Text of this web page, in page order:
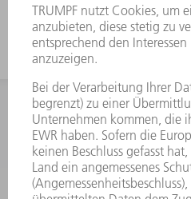
Häufig
Allgemeine